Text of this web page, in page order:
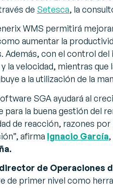
de Setesca, la
WMS permitirá
aumentar la
Además, con el control del
la velocidad, mientras que
a la utilización de la
SGA ayudará al
la buena gestión del
de reacción, razones por
”, afirma Ignacio García,
director de Operaciones
de primer nivel como